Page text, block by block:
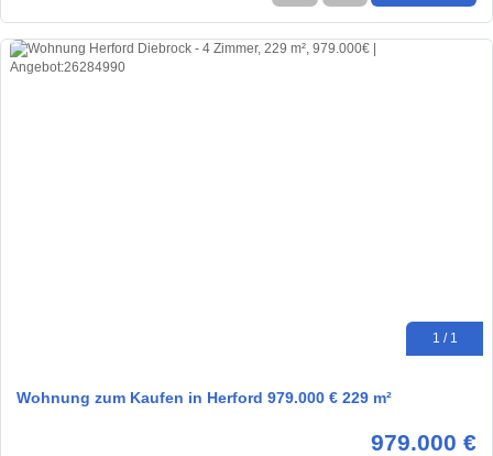
1 / 1
Wohnung zum Kaufen in Herford 979.000 € 229 m²
979.000 €